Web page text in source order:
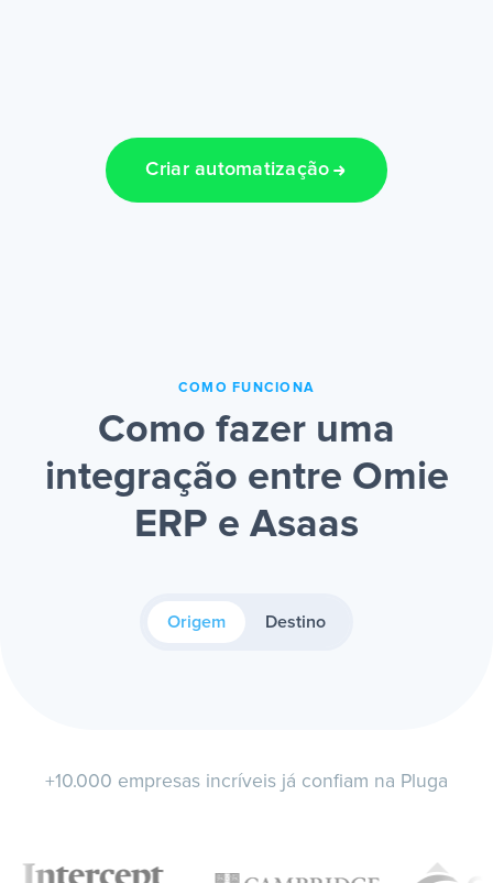
Criar automatização
COMO FUNCIONA
Como fazer uma
integração entre Omie
ERP e Asaas
Origem Destino
+10.000 empresas incríveis já confiam na Pluga